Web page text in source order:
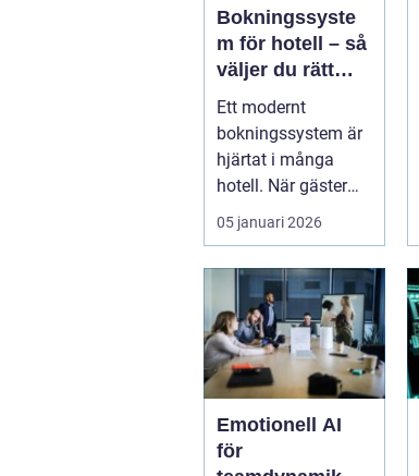
Bokningssyste
m för hotell – så
väljer du rätt
lösning för en
modern
hotellvardag
Ett modernt
bokningssystem är
hjärtat i många
hotell. När gäster
förv...
05 januari 2026
Emotionell AI
för